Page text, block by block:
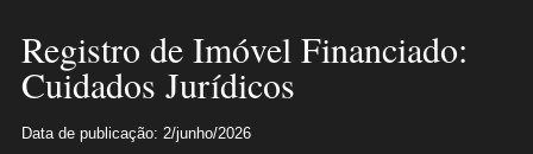
Registro de Imóvel Financiado:
Cuidados Jurídicos
Data de publicação: 2/junho/2026